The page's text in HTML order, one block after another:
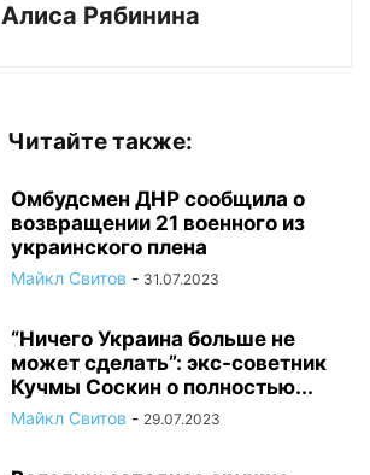
Алиса Рябинина
Читайте также:
Омбудсмен ДНР сообщила о
возвращении 21 военного из
украинского плена
Майкл Свитов - 31.07.2023
“Ничего Украина больше не
может сделать”: экс-советник
Кучмы Соскин о полностью...
Майкл Свитов - 29.07.2023